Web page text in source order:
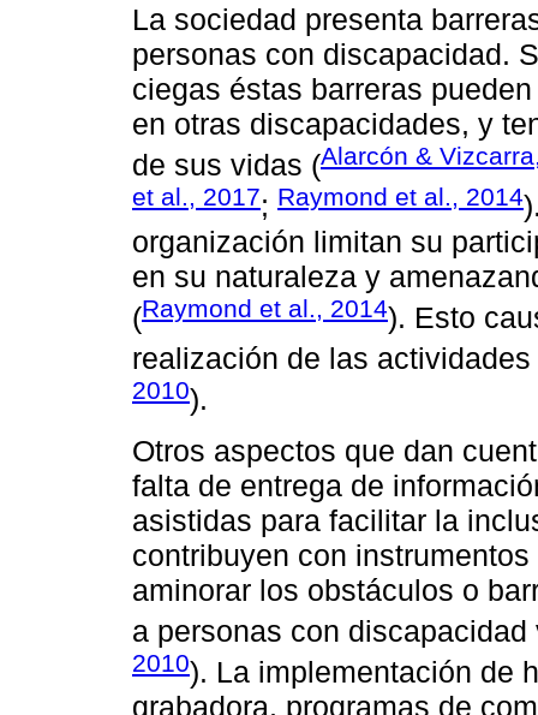
La sociedad presenta
personas con discapacidad.
ciegas éstas barreras
en otras discapacidades, y
de sus vidas (Alarcón &
et al., 2017; Raymond et al., 2014
organización limitan su
en su naturaleza y
(Raymond et al., 2014). Esto
realización de las
2010).
Otros aspectos que dan
falta de entrega de
asistidas para facilitar la
contribuyen con
aminorar los obstáculos o
a personas con discapacidad
2010). La implementación de
grabadora, programas de